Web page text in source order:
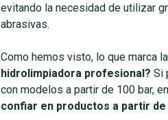
evitando la necesidad de utilizar
abrasivas.
Como hemos visto, lo que marca
hidrolimpiadora profesional? Si
con modelos a partir de 100 bar,
confiar en productos a partir